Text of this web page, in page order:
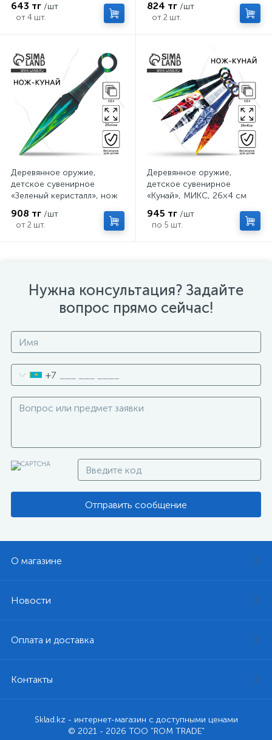
643 тг /шт
от 4 шт.
824 тг /шт
от 2 шт.
Деревянное оружие,
детское сувенирное
«Зеленый керисталл», нож
908 тг /шт
от 2 шт.
Деревянное оружие,
детское сувенирное
«Кунай», МИКС, 26×4 см
945 тг /шт
по 5 шт.
Нужна консультация? Задайте
вопрос прямо сейчас!
+7
Отправить сообщение
О магазине
Новости
Оплата и доставка
Контакты
Sklad.kz - интернет-магазин с доступными ценами
© 2021 - 2026 ТОО "ROM TRADE"